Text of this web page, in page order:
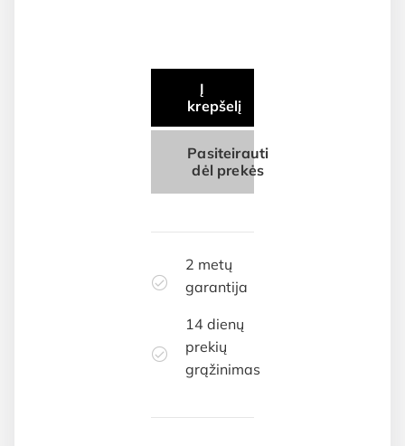
Į
krepšelį
Pasiteirauti
dėl prekės
2 metų
garantija
14 dienų
prekių
grąžinimas